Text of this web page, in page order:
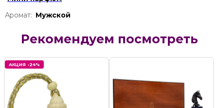
Аромат: Мужской
Рекомендуем посмотреть
АКЦИЯ -24%